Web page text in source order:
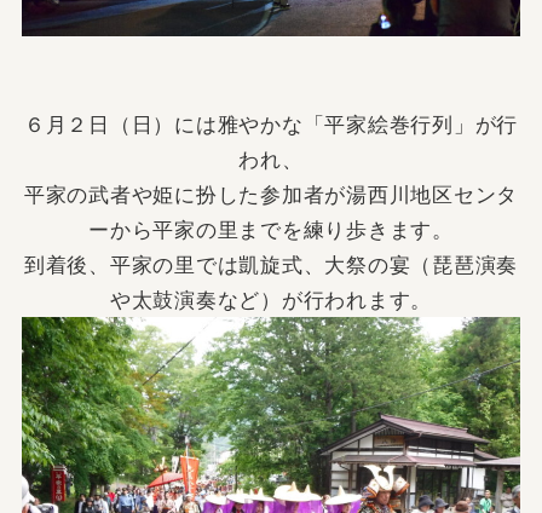
６月２日（日）には雅やかな「平家絵巻行列」が行
われ、
平家の武者や姫に扮した参加者が湯西川地区センタ
ーから平家の里までを練り歩きます。
到着後、平家の里では凱旋式、大祭の宴（琵琶演奏
や太鼓演奏など）が行われます。